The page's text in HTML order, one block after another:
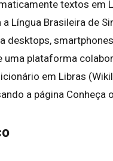
textos em
Língua Brasileira de
desktops,
uma plataforma
em Libras
a página Conheça